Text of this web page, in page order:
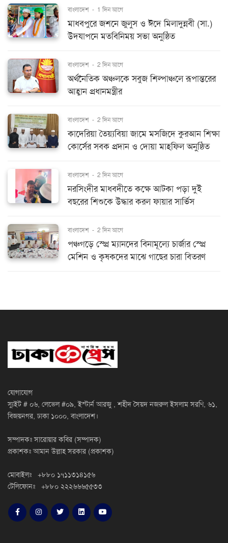
বাংলাদেশ - 1 দিন আগে
মাধবপুরে জশনে জুলুস ও ঈদে মিলাদুন্নবী (সা.)
উদযাপনে মতবিনিময় সভা অনুষ্ঠিত
বাংলাদেশ - 2 দিন আগে
অর্থনৈতিক অঞ্চলকে সবুজ শিল্পাঞ্চলে রূপান্তরের
আহ্বান প্রধানমন্ত্রীর
বাংলাদেশ - 2 দিন আগে
কাদেরিয়া তৈয়্যবিয়া জামে মসজিদে কুরআন শিক্ষা
কোর্সের সবক প্রদান ও দোয়া মাহফিল অনুষ্ঠিত
বাংলাদেশ - 2 দিন আগে
নরসিংদীর মাধবদীতে কক্ষে আটকা পড়া দুই
বছরের শিশুকে উদ্ধার করল ফায়ার সার্ভিস
বাংলাদেশ - 2 দিন আগে
পঞ্চগড়ে স্প্রে ম্যানদের বিনামূল্যে চার্জার স্প্রে
মেশিন ও কৃষকদের মাঝে গাছের চারা বিতরণ
যোগাযোগ
স্যুইট # ০৬, লেভেল #০৯, ইস্টার্ন আরজু , শহীদ সৈয়দ নজরুল ইসলাম সরণি, ৬১,
বিজয়নগর, ঢাকা ১০০০, বাংলাদেশ।
সম্পাদকঃ সারোয়ার কবির (সম্পাদক)
প্রকাশকঃ আমান উল্লাহ সরকার (প্রকাশক)
মোবাইলঃ +৮৮০ ১৭১১৩১৪১৫৬
টেলিফোনঃ +৮৮০ ২২২৬৬৬৫৫৩৩